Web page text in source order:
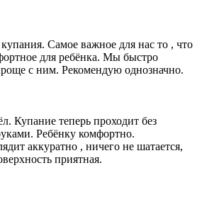
Самое важное для нас то , что
для ребёнка. Мы быстро
с ним. Рекомендую однозначно.
Купание теперь проходит без
Ребёнку комфортно.
аккуратно , ничего не шатается,
приятная.